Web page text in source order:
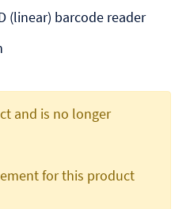
(linear) barcode reader
and is no longer
for this product